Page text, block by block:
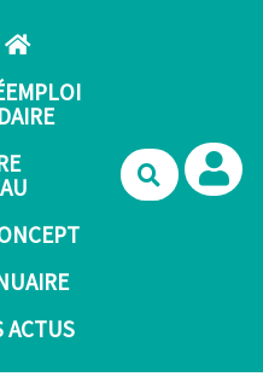
ACTUS